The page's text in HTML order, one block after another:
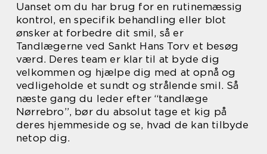
Uanset om du har brug for en rutinemæssig
kontrol, en specifik behandling eller blot
ønsker at forbedre dit smil, så er
Tandlægerne ved Sankt Hans Torv et besøg
værd. Deres team er klar til at byde dig
velkommen og hjælpe dig med at opnå og
vedligeholde et sundt og strålende smil. Så
næste gang du leder efter “tandlæge
Nørrebro”, bør du absolut tage et kig på
deres hjemmeside og se, hvad de kan tilbyde
netop dig.